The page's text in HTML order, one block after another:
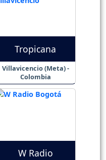
Tropicana
Villavicencio (Meta) -
Colombia
W Radio